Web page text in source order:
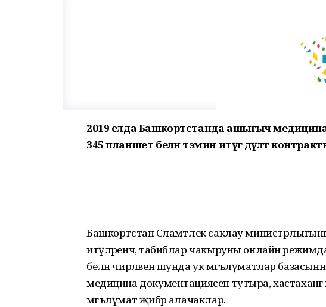
2019 елда Башкортстанда ашыгыч медицина
345 планшет белән тәэмин итүгә дәүләт
Башкортстан Сәламәтлек саклау
итүләренчә, табиблар чакыруны онлайн
белән чирләвен шунда ук мәгълүматлар
медицина документациясен тутыра,
мәгълүмат җибәрә алачаклар.